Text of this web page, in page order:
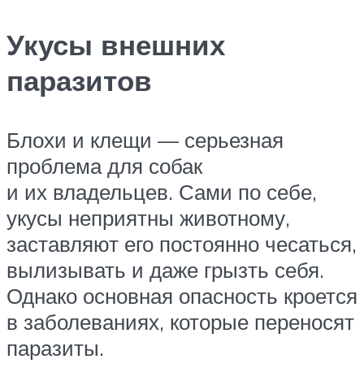
Укусы внешних
паразитов
Блохи и клещи — серьезная
проблема для собак
и их владельцев. Сами по себе,
укусы неприятны животному,
заставляют его постоянно чесаться,
вылизывать и даже грызть себя.
Однако основная опасность кроется
в заболеваниях, которые переносят
паразиты.